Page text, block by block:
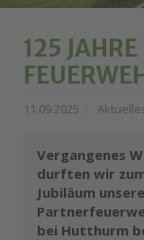
125
11.09.2025
Vergangenes
durften wir
Jubiläum unsere
bei Hutthurm